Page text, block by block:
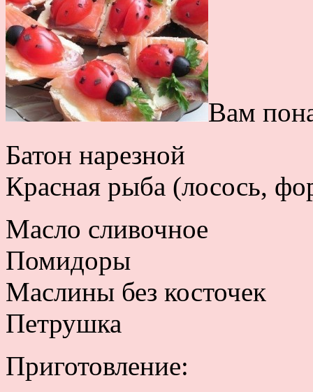
Вам
Батон нарезной
Красная рыба (лосось,
Масло сливочное
Помидоры
Маслины без косточек
Петрушка
Приготовление: